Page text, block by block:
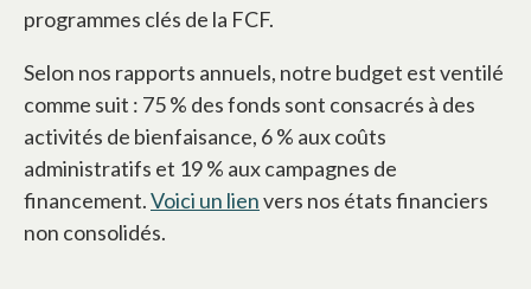
programmes clés de la FCF.
Selon nos rapports annuels, notre budget est ventilé
comme suit : 75 % des fonds sont consacrés à des
activités de bienfaisance, 6 % aux coûts
administratifs et 19 % aux campagnes de
financement.Voici un liens’ouvre dans un nouvel
vers nos états financiers
non consolidés.